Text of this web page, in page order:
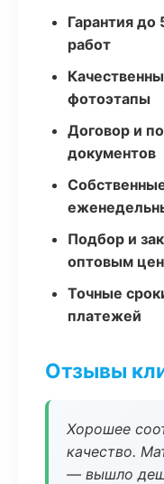
Гарантия до
работ
фотоэтапы
Договор и
документов
Подбор и
оптовым
Точные
платежей
Отзывы
Хорошее
качество.
— вышло